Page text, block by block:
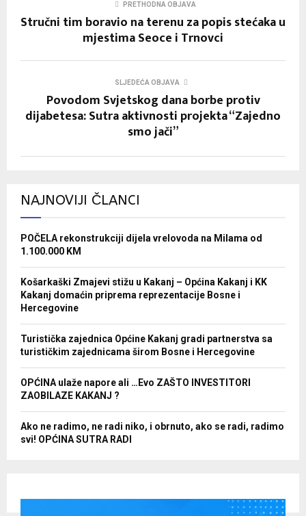
PRETHODNA OBJAVA
Stručni tim boravio na terenu za popis stećaka u
mjestima Seoce i Trnovci
SLJEDEĆA OBJAVA
Povodom Svjetskog dana borbe protiv
dijabetesa: Sutra aktivnosti projekta “Zajedno
smo jači”
NAJNOVIJI ČLANCI
POČELA rekonstrukciji dijela vrelovoda na Milama od
1.100.000 KM
Košarkaški Zmajevi stižu u Kakanj – Općina Kakanj i KK
Kakanj domaćin priprema reprezentacije Bosne i
Hercegovine
Turistička zajednica Općine Kakanj gradi partnerstva sa
turističkim zajednicama širom Bosne i Hercegovine
OPĆINA ulaže napore ali …Evo ZAŠTO INVESTITORI
ZAOBILAZE KAKANJ ?
Ako ne radimo, ne radi niko, i obrnuto, ako se radi, radimo
svi! OPĆINA SUTRA RADI